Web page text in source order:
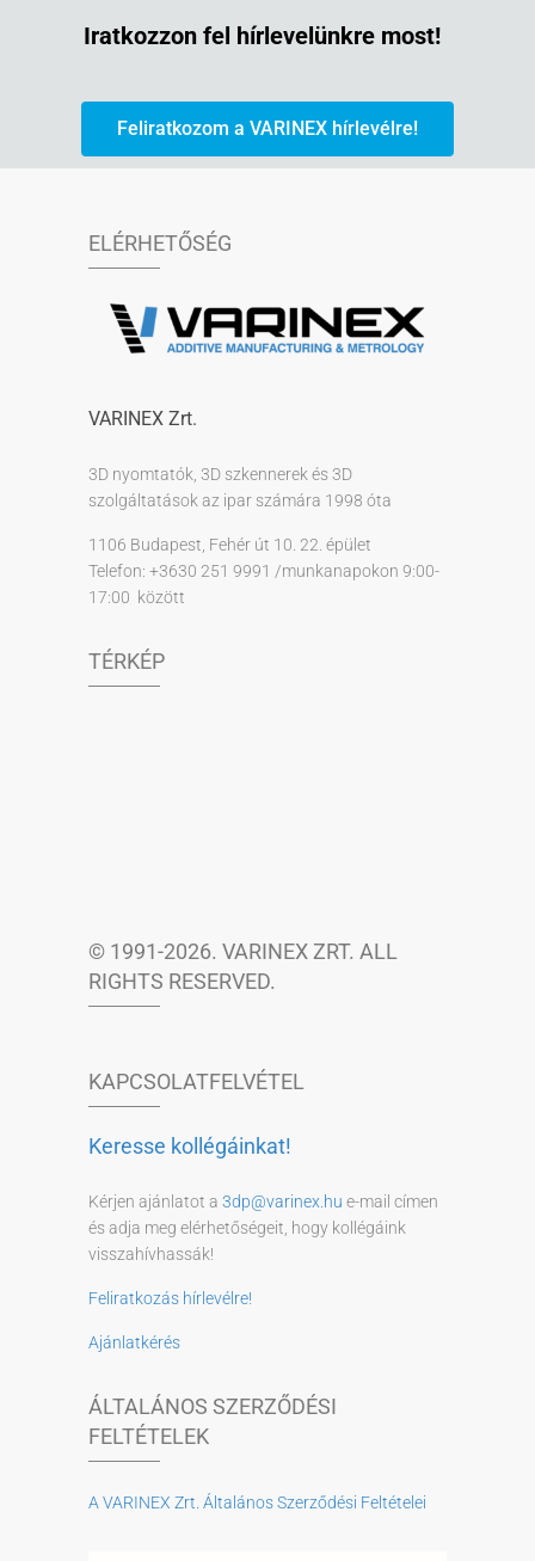
Iratkozzon fel hírlevelünkre most!
Feliratkozom a VARINEX hírlevélre!
ELÉRHETŐSÉG
VARINEX Zrt.
3D nyomtatók, 3D szkennerek és 3D
szolgáltatások az ipar számára 1998 óta
1106 Budapest, Fehér út 10. 22. épület
Telefon: +3630 251 9991 /munkanapokon 9:00-
17:00 között
TÉRKÉP
© 1991-2026. VARINEX ZRT. ALL
RIGHTS RESERVED.
KAPCSOLATFELVÉTEL
Keresse kollégáinkat!
Kérjen ajánlatot a 3dp@varinex.hu e-mail címen
és adja meg elérhetőségeit, hogy kollégáink
visszahívhassák!
Feliratkozás hírlevélre!
Ajánlatkérés
ÁLTALÁNOS SZERZŐDÉSI
FELTÉTELEK
A VARINEX Zrt. Általános Szerződési Feltételei